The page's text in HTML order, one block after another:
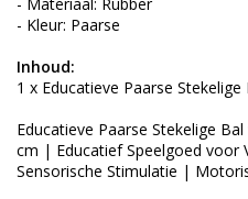
- Materiaal: Rubber
- Kleur: Paarse
Inhoud:
1 x Educatieve Paarse
Educatieve Paarse Stekelige
cm | Educatief Speelgoed voor
Sensorische Stimulatie |